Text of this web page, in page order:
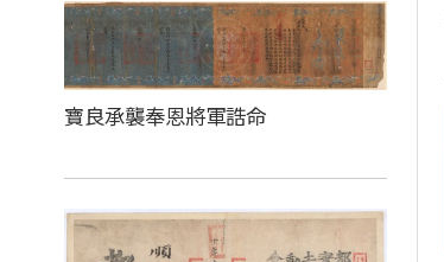
寶良承襲奉恩將軍誥命